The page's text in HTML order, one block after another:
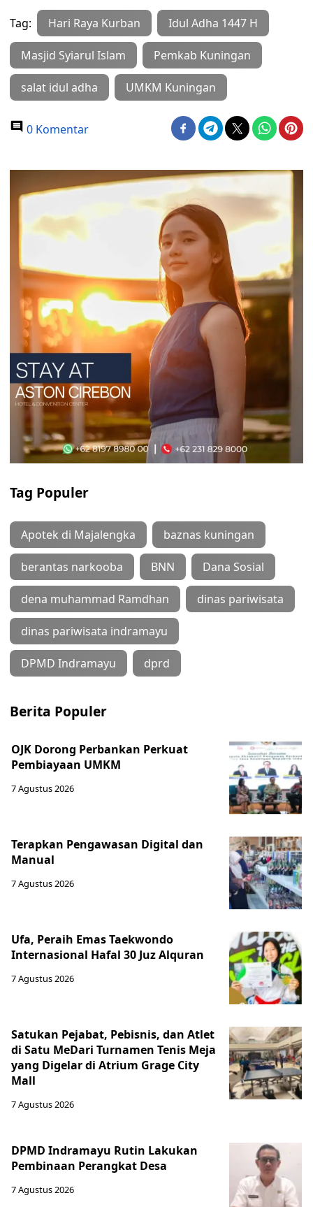
Tag: Hari Raya Kurban Idul Adha 1447 H
Masjid Syiarul Islam Pemkab Kuningan
salat idul adha UMKM Kuningan
0 Komentar
Tag Populer
Apotek di Majalengka baznas kuningan
berantas narkooba BNN Dana Sosial
dena muhammad Ramdhan dinas pariwisata
dinas pariwisata indramayu
DPMD Indramayu dprd
Berita Populer
OJK Dorong Perbankan Perkuat
Pembiayaan UMKM
7 Agustus 2026
Terapkan Pengawasan Digital dan
Manual
7 Agustus 2026
Ufa, Peraih Emas Taekwondo
Internasional Hafal 30 Juz Alquran
7 Agustus 2026
Satukan Pejabat, Pebisnis, dan Atlet
di Satu MeDari Turnamen Tenis Meja
yang Digelar di Atrium Grage City
Mall
7 Agustus 2026
DPMD Indramayu Rutin Lakukan
Pembinaan Perangkat Desa
7 Agustus 2026